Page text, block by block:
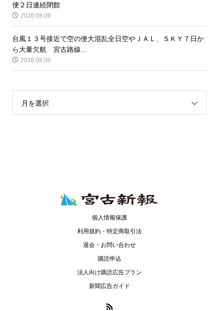
便２日連続閉館
2026.08.08
台風１３号接近で空の便大混乱全日空やＪＡＬ、ＳＫＹ７日か
ら大量欠航 宮古路線...
2026.08.06
月を選択
個人情報保護
利用規約・特定商取引法
退会・お問い合わせ
購読申込
法人向け購読広告プラン
新聞広告ガイド